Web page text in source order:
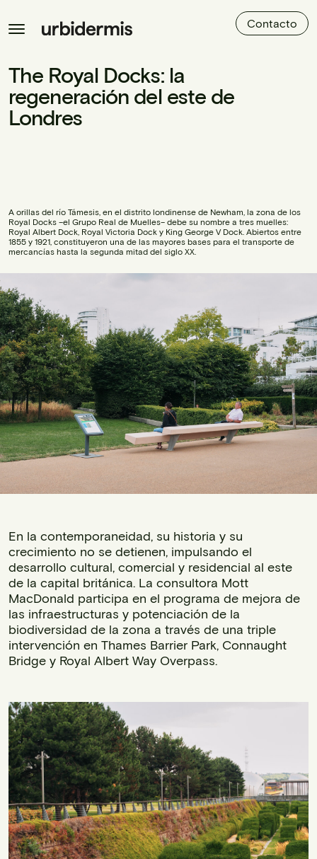
Contacto
The Royal Docks: la
regeneración del este de
Londres
A orillas del río Támesis, en el distrito londinense de Newham, la zona de los
Royal Docks –el Grupo Real de Muelles– debe su nombre a tres muelles:
Royal Albert Dock, Royal Victoria Dock y King George V Dock. Abiertos entre
1855 y 1921, constituyeron una de las mayores bases para el transporte de
mercancías hasta la segunda mitad del siglo XX.
En la contemporaneidad, su historia y su
crecimiento no se detienen, impulsando el
desarrollo cultural, comercial y residencial al este
de la capital británica. La consultora Mott
MacDonald participa en el programa de mejora de
las infraestructuras y potenciación de la
biodiversidad de la zona a través de una triple
intervención en Thames Barrier Park, Connaught
Bridge y Royal Albert Way Overpass.